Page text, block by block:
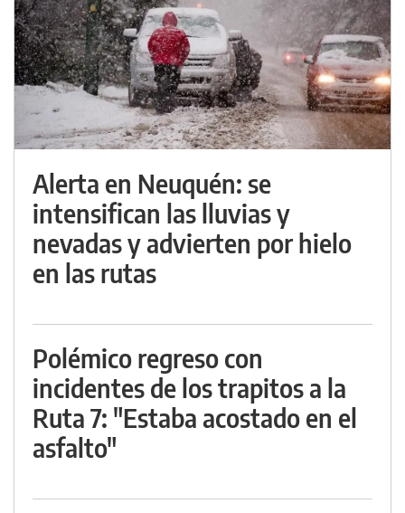
Alerta en Neuquén: se
intensifican las lluvias y
nevadas y advierten por hielo
en las rutas
Polémico regreso con
incidentes de los trapitos a la
Ruta 7: "Estaba acostado en el
asfalto"